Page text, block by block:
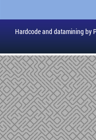
Hardcode and datamining by